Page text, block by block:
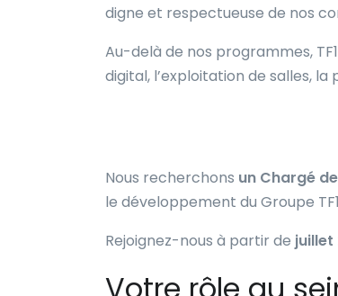
digne et respectueuse de nos
Au-delà de nos programmes,
digital, l’exploitation de salles,
Nous recherchons un Chargé
le développement du Groupe
Rejoignez-nous à partir de juillet